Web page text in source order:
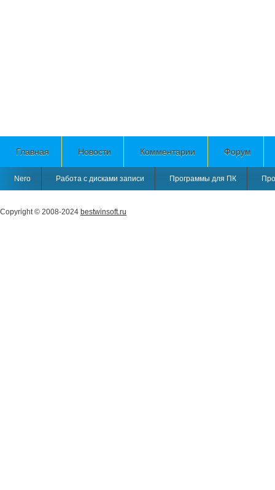
Главная Новости Комментарии Форум
Nero Работа с дисками записи Программы для ПК
Copyright © 2008-2024 bestwinsoft.ru